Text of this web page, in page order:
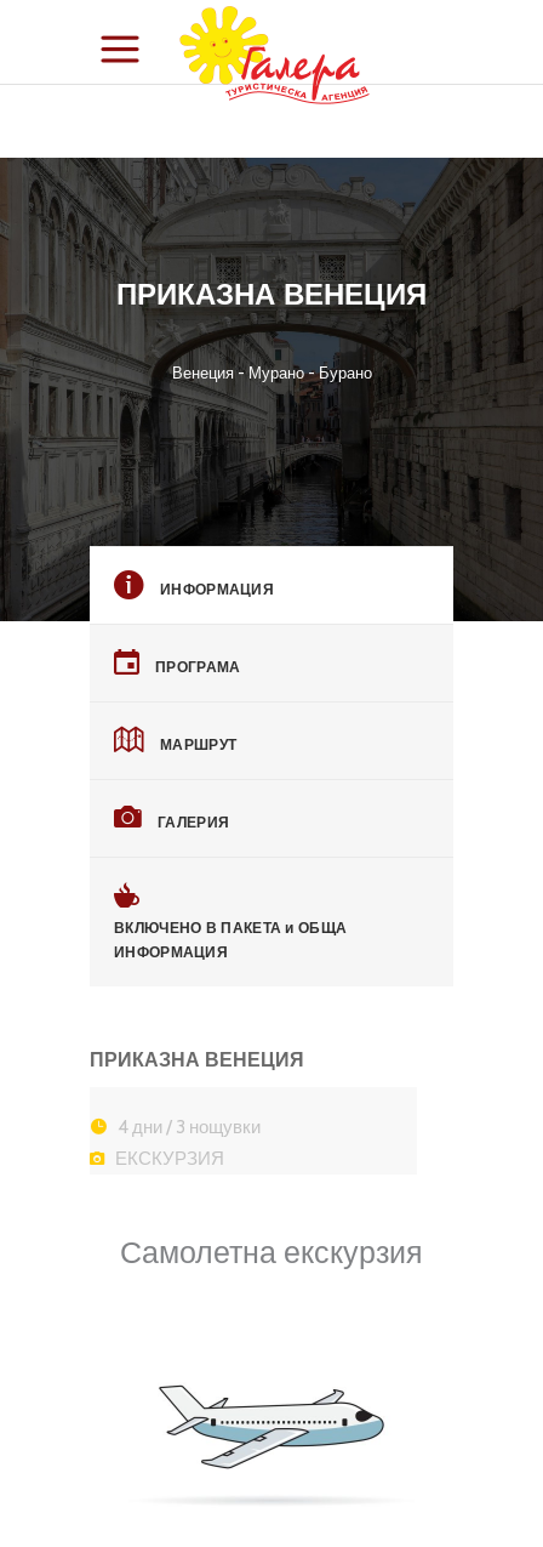
ПРИКАЗНА ВЕНЕЦИЯ
Венеция - Мурано - Бурано
ИНФОРМАЦИЯ
ПРОГРАМА
МАРШРУТ
ГАЛЕРИЯ
ВКЛЮЧЕНО В ПАКЕТА и ОБЩА
ИНФОРМАЦИЯ
ПРИКАЗНА ВЕНЕЦИЯ
4 дни / 3 нощувки
ЕКСКУРЗИЯ
Самолетна екскурзия